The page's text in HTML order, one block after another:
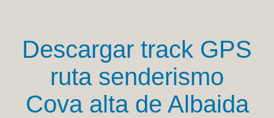
Descargar track GPS
ruta senderismo
Cova alta de Albaida